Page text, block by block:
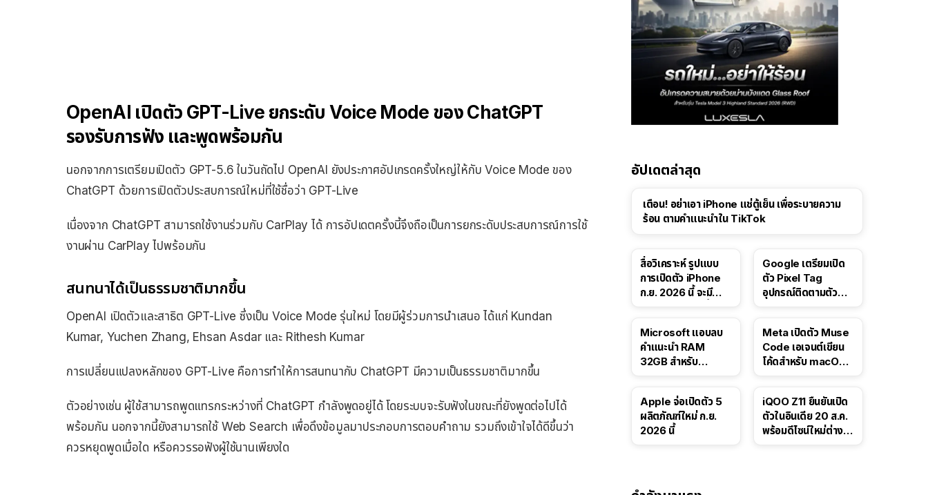
OpenAI เปิดตัว GPT-Live ยกระดับ Voice Mode ของ ChatGPT
รองรับการฟัง และพูดพร้อมกัน
นอกจากการเตรียมเปิดตัว GPT-5.6 ในวันถัดไป OpenAI ยังประกาศอัปเกรดครั้งใหญ่ให้กับ Voice Mode ของ
ChatGPT ด้วยการเปิดตัวประสบการณ์ใหม่ที่ใช้ชื่อว่า GPT-Live
เนื่องจาก ChatGPT สามารถใช้งานร่วมกับ CarPlay ได้ การอัปเดตครั้งนี้จึงถือเป็นการยกระดับประสบการณ์การใช้
งานผ่าน CarPlay ไปพร้อมกัน
สนทนาได้เป็นธรรมชาติมากขึ้น
OpenAI เปิดตัวและสาธิต GPT-Live ซึ่งเป็น Voice Mode รุ่นใหม่ โดยมีผู้ร่วมการนำเสนอ ได้แก่ Kundan
Kumar, Yuchen Zhang, Ehsan Asdar และ Rithesh Kumar
การเปลี่ยนแปลงหลักของ GPT-Live คือการทำให้การสนทนากับ ChatGPT มีความเป็นธรรมชาติมากขึ้น
ตัวอย่างเช่น ผู้ใช้สามารถพูดแทรกระหว่างที่ ChatGPT กำลังพูดอยู่ได้ โดยระบบจะรับฟังในขณะที่ยังพูดต่อไปได้
พร้อมกัน นอกจากนี้ยังสามารถใช้ Web Search เพื่อดึงข้อมูลมาประกอบการตอบคำถาม รวมถึงเข้าใจได้ดีขึ้นว่า
ควรหยุดพูดเมื่อใด หรือควรรอฟังผู้ใช้นานเพียงใด
อัปเดตล่าสุด
เตือน! อย่าเอา iPhone แช่ตู้เย็น เพื่อระบายความ
ร้อน ตามคำแนะนำใน TikTok
สื่อวิเคราะห์ รูปแบบ
การเปิดตัว iPhone
ก.ย. 2026 นี้ จะมี
Google เตรียมเปิด
ตัว Pixel Tag
อุปกรณ์ติดตามตัว
Microsoft แอบลบ
คำแนะนำ RAM
32GB สำหรับ
Meta เปิดตัว Muse
Code เอเจนต์เขียน
โค้ดสำหรับ macOS
Apple จ่อเปิดตัว 5
ผลิตภัณฑ์ใหม่ ก.ย.
2026 นี้
iQOO Z11 ยืนยันเปิด
ตัวในอินเดีย 20 ส.ค.
พร้อมดีไซน์ใหม่ต่าง